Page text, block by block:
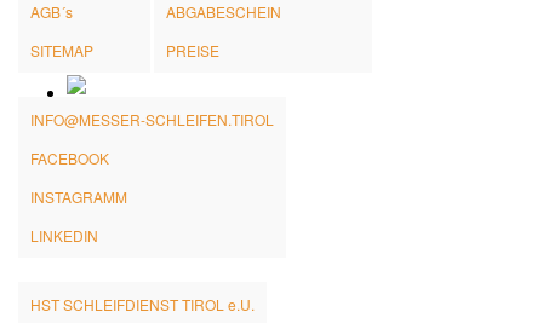
AGB´s
SITEMAP
ABGABESCHEIN
PREISE
INFO@MESSER-SCHLEIFEN.TIROL
FACEBOOK
INSTAGRAMM
LINKEDIN
HST SCHLEIFDIENST TIROL e.U.